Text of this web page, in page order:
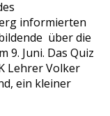
informierten
über die
9. Juni. Das Quiz
Lehrer Volker
ein kleiner